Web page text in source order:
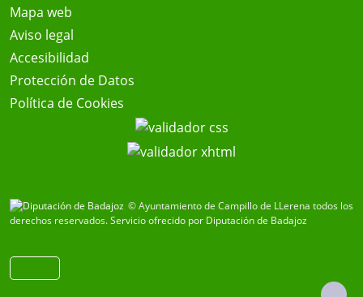
Mapa web
Aviso legal
Accesibilidad
Protección de Datos
Política de Cookies
© Ayuntamiento de Campillo de LLerena todos los
derechos reservados.Servicio ofrecido por Diputación de Badajoz